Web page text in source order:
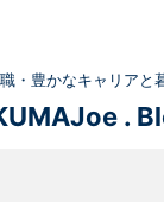
・豊かなキャリアと
.